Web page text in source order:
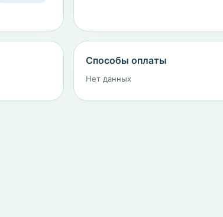
Способы оплаты
Нет данных